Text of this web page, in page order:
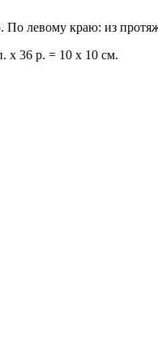
левому краю: из
х 36 р. = 10 х 10 см.